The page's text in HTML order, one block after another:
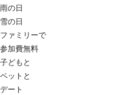
雨の日
雪の日
ファミリーで
参加費無料
子どもと
ペットと
デート